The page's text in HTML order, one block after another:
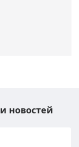
новостей